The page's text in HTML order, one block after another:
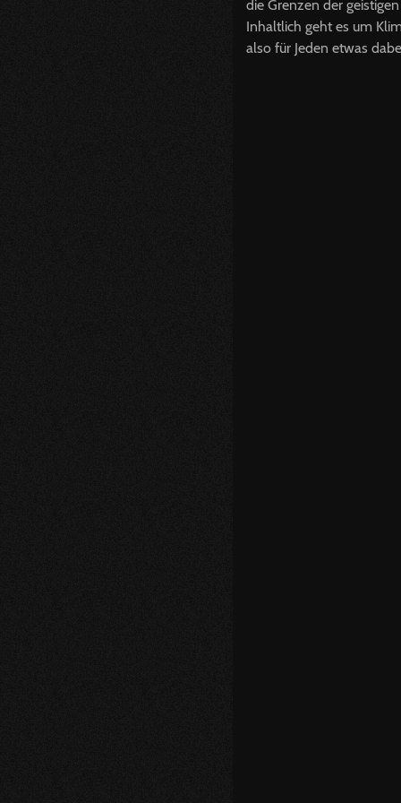
die Grenzen der
Inhaltlich geht es um
also für Jeden etwas